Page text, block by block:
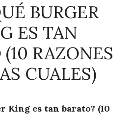
BURGER
ES TAN
RAZONES
CUALES)
King es tan barato? (10